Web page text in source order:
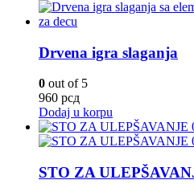
Drvena igra slaganja
0 out of 5
960 рсд
Dodaj u korpu
STO ZA